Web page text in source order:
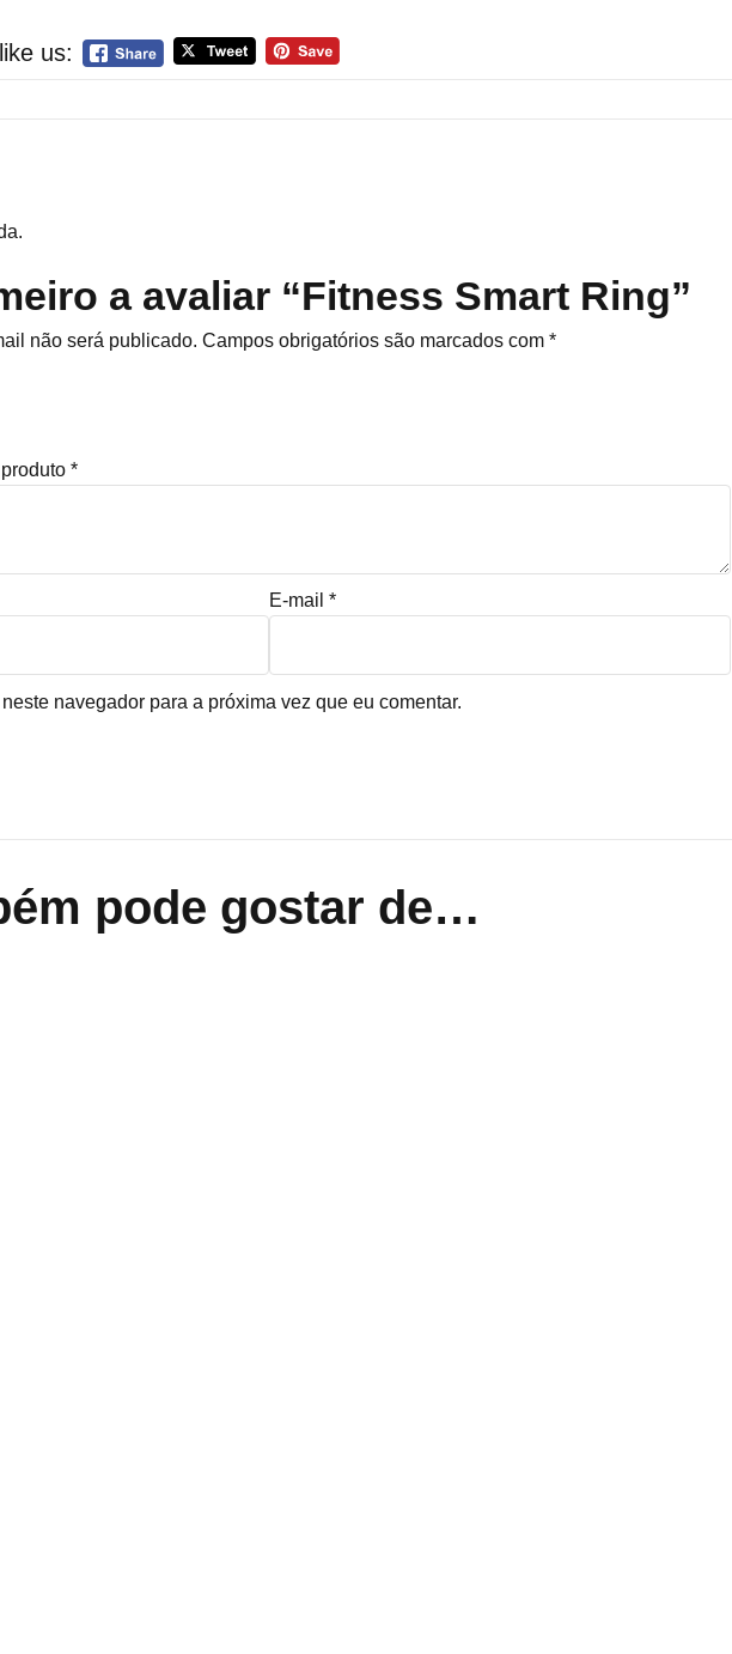
us:
a avaliar “Fitness Smart Ring”
não será publicado. Campos obrigatórios são marcados com *
*
E-mail *
navegador para a próxima vez que eu comentar.
pode gostar de…